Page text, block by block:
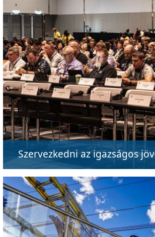
Szervezkedni az igazságos